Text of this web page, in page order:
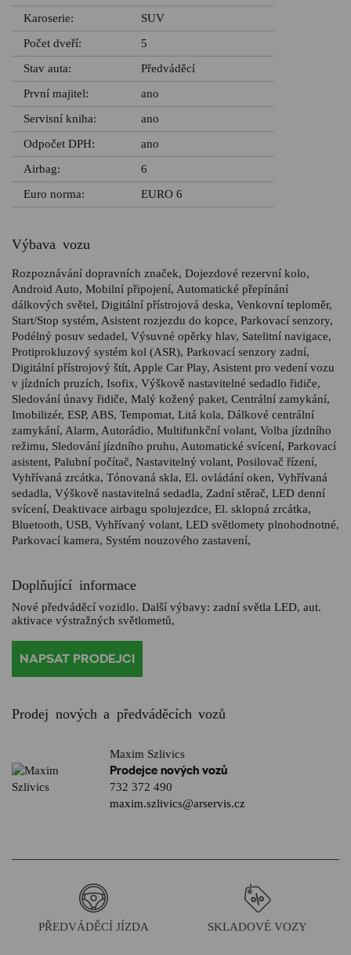
Karoserie:
SUV
Počet dveří:
5
Stav auta:
Předváděcí
První majitel:
ano
Servisní kniha:
ano
Odpočet DPH:
ano
Airbag:
6
Euro norma:
EURO 6
Výbava vozu
Rozpoznávání dopravních značek, Dojezdové rezervní kolo,
Android Auto, Mobilní připojení, Automatické přepínání
dálkových světel, Digitální přístrojová deska, Venkovní teploměr,
Start/Stop systém, Asistent rozjezdu do kopce, Parkovací senzory,
Podélný posuv sedadel, Výsuvné opěrky hlav, Satelitní navigace,
Protiprokluzový systém kol (ASR), Parkovací senzory zadní,
Digitální přístrojový štít, Apple Car Play, Asistent pro vedení vozu
v jízdních pruzích, Isofix, Výškově nastavitelné sedadlo řidiče,
Sledování únavy řidiče, Malý kožený paket, Centrální zamykání,
Imobilizér, ESP, ABS, Tempomat, Litá kola, Dálkové centrální
zamykání, Alarm, Autorádio, Multifunkční volant, Volba jízdního
režimu, Sledování jízdního pruhu, Automatické svícení, Parkovací
asistent, Palubní počítač, Nastavitelný volant, Posilovač řízení,
Vyhřívaná zrcátka, Tónovaná skla, El. ovládání oken, Vyhřívaná
sedadla, Výškově nastavitelná sedadla, Zadní stěrač, LED denní
svícení, Deaktivace airbagu spolujezdce, El. sklopná zrcátka,
Bluetooth, USB, Vyhřívaný volant, LED světlomety plnohodnotné,
Parkovací kamera, Systém nouzového zastavení,
Doplňující informace
Nové předváděcí vozidlo. Další výbavy: zadní světla LED, aut.
aktivace výstražných světlometů,
NAPSAT PRODEJCI
Prodej nových a předváděcích vozů
Maxim Szlivics
Prodejce nových vozů
732 372 490
maxim.szlivics@arservis.cz
PŘEDVÁDĚCÍ JÍZDA SKLADOVÉ VOZY